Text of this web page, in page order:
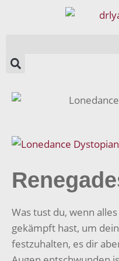
Was tust du, wenn
gekämpft hast, um
festzuhalten, es dir